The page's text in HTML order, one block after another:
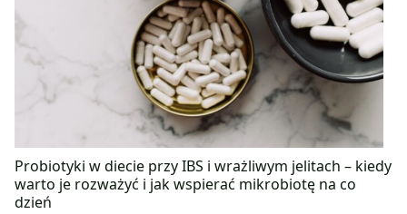
Probiotyki w diecie przy IBS i wrażliwym jelitach – kiedy
warto je rozważyć i jak wspierać mikrobiotę na co
dzień